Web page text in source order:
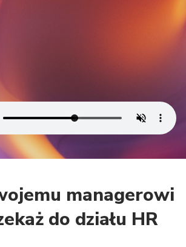
managerowi
do działu HR